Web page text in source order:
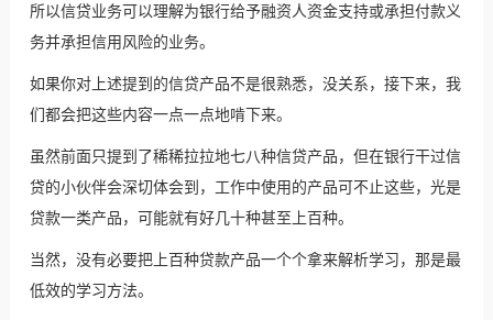
所以信贷业务可以理解为银行给予融资人资金支持或承担付款义
务并承担信用风险的业务。
如果你对上述提到的信贷产品不是很熟悉，没关系，接下来，我
们都会把这些内容一点一点地啃下来。
虽然前面只提到了稀稀拉拉地七八种信贷产品，但在银行干过信
贷的小伙伴会深切体会到，工作中使用的产品可不止这些，光是
贷款一类产品，可能就有好几十种甚至上百种。
当然，没有必要把上百种贷款产品一个个拿来解析学习，那是最
低效的学习方法。